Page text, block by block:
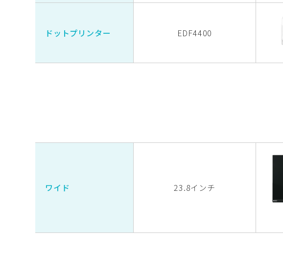
ドットプリンター EDF4400
ワイド 23.8インチ